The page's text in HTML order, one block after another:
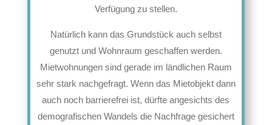
Verfügung zu stellen.
Natürlich kann das Grundstück auch selbst
genutzt und Wohnraum geschaffen werden.
Mietwohnungen sind gerade im ländlichen Raum
sehr stark nachgefragt. Wenn das Mietobjekt dann
auch noch barrierefrei ist, dürfte angesichts des
demografischen Wandels die Nachfrage gesichert